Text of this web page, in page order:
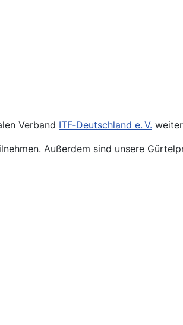
Verband ITF‑Deutschland e. V.
Außerdem sind unsere